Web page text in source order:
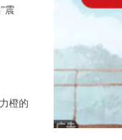
震
橙的